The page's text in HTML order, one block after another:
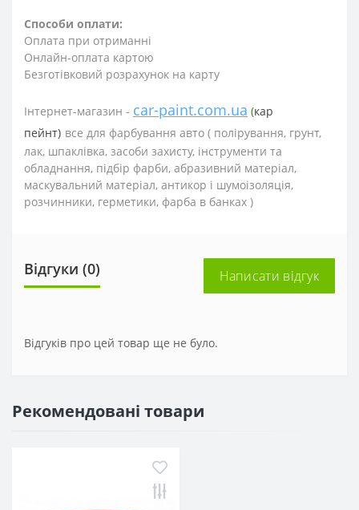
Способи оплати:
Оплата при отриманні
Онлайн-оплата картою
Безготівковий розрахунок на карту
Інтернет-магазин - car-paint.com.ua (кар
пейнт) все для фарбування авто ( полірування, грунт,
лак, шпаклівка, засоби захисту, інструменти та
обладнання, підбір фарби, абразивний матеріал,
маскувальний матеріал, антикор і шумоізоляція,
розчинники, герметики, фарба в банках )
Відгуки (0) Написати відгук
Відгуків про цей товар ще не було.
Рекомендовані товари